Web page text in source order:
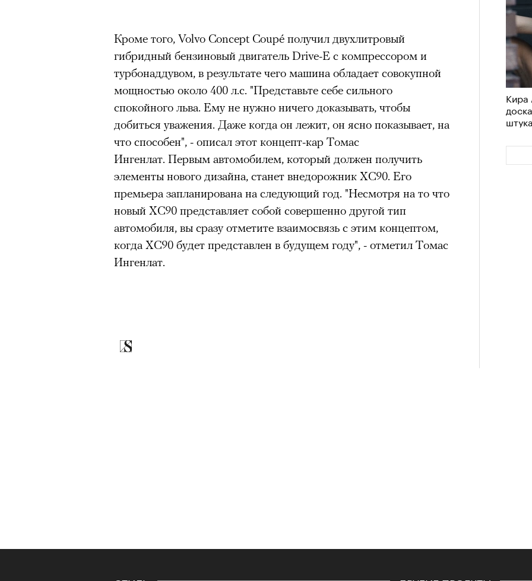
Кира
можно через
Кроме того, Volvo Concept Coupé получил двухлитровый
гибридный бензиновый двигатель Drive-E с компрессором и
турбонаддувом, в результате чего машина обладает совокупной
мощностью около 400 л.с. "Представьте себе сильного
спокойного льва. Ему не нужно ничего доказывать, чтобы
добиться уважения. Даже когда он лежит, он ясно показывает, на
что способен", - описал этот концепт-кар Томас
Ингенлат. Первым автомобилем, который должен получить
элементы нового дизайна, станет внедорожник XC90. Его
премьера запланирована на следующий год. "Несмотря на то что
новый XC90 представляет собой совершенно другой тип
автомобиля, вы сразу отметите взаимосвязь с этим концептом,
когда XC90 будет представлен в будущем году", - отметил Томас
Ингенлат.